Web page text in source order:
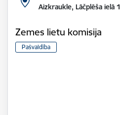
Aizkraukle, Lāčplēša ielā 1
Zemes lietu komisija
Pašvaldība